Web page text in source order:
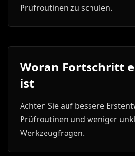
Prüfroutinen zu schulen.
Woran Fortschritt
ist
Achten Sie auf bessere
Prüfroutinen und weniger
Werkzeugfragen.